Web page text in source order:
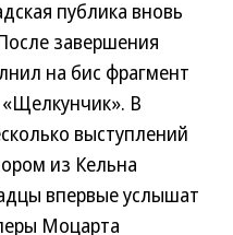
публика вновь
завершения
на бис фрагмент
«Щелкунчик». В
выступлений
из Кельна
впервые услышат
Моцарта